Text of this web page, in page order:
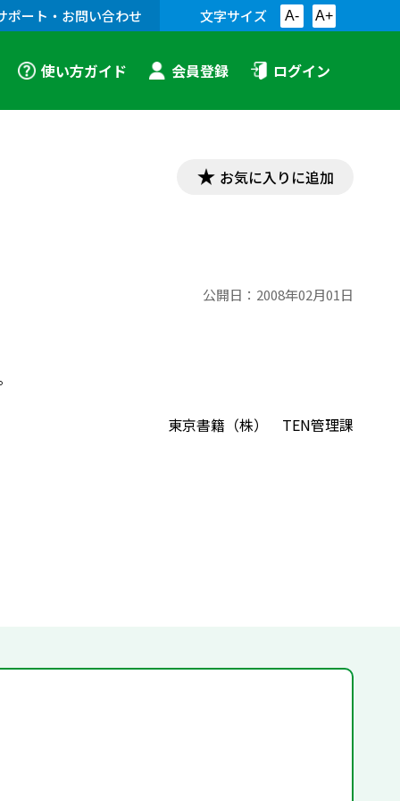
ポート・お問い合わせ 文字サイズ A- A+
使い方ガイド 会員登録 ログイン
お気に入りに追加
公開日： 2008年02月01日
東京書籍（株） TEN管理課